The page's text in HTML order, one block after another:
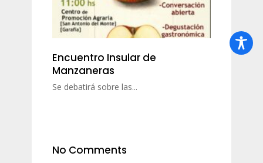
Encuentro Insular de
Manzaneras
Se debatirá sobre las...
No Comments